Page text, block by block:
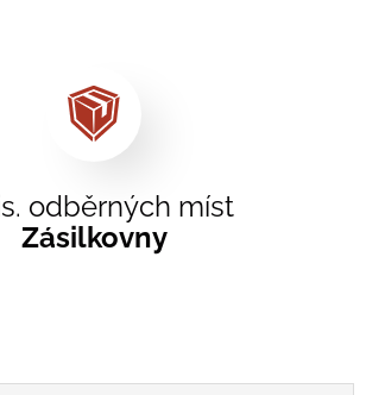
odběrných míst
Zásilkovny